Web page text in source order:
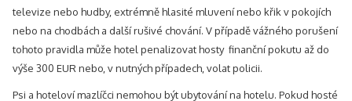
televize nebo hudby, extrémně hlasité mluvení nebo křik v pokojích
nebo na chodbách a další rušivé chování. V případě vážného porušení
tohoto pravidla může hotel penalizovat hosty finanční pokutu až do
výše 300 EUR nebo, v nutných případech, volat policii.
Psi a hoteloví mazlíčci nemohou být ubytování na hotelu. Pokud hosté